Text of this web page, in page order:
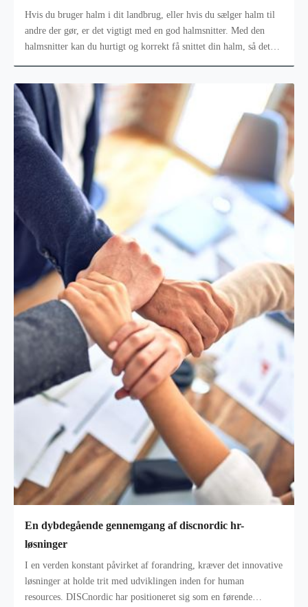
Hvis du bruger halm i dit landbrug, eller hvis du sælger halm til
andre der gør, er det vigtigt med en god halmsnitter. Med den
halmsnitter kan du hurtigt og korrekt få snittet din halm, så det
En dybdegående gennemgang af discnordic hr-
løsninger
I en verden konstant påvirket af forandring, kræver det innovative
løsninger at holde trit med udviklingen inden for human
resources. DISCnordic har positioneret sig som en førende